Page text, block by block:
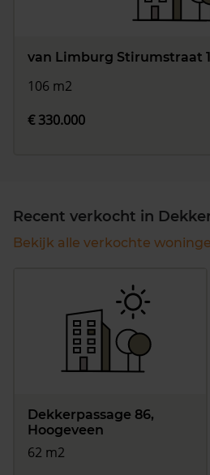
van Limburg Stirumstraat
106 m2
€ 330.000
Recent verkocht in
Bekijk alle verkochte
Dekkerpassage 86,
Hoogeveen
62 m2